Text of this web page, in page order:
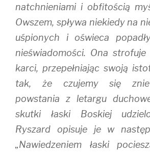
natchnieniami i obfitością
Owszem, spływa niekiedy na
uśpionych i oświeca
nieświadomości. Ona strofuje
karci, przepełniając swoją
tak, że czujemy się
powstania z letargu
skutki łaski Boskiej
Ryszard opisuje je w
„Nawiedzeniem łaski